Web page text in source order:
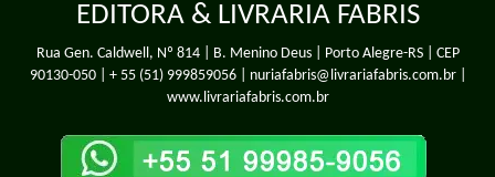
EDITORA & LIVRARIA FABRIS
Rua Gen. Caldwell, Nº 814 | B. Menino Deus | Porto Alegre-RS | CEP
90130-050 | + 55 (51) 999859056| nuriafabris@livrariafabris.com.br |
www.livrariafabris.com.br